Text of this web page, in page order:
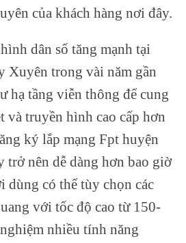
của khách hàng nơi đây.
dân số tăng mạnh tại
Xuyên trong vài năm gần
hạ tầng viễn thông để cung
và truyền hình cao cấp hơn
ký lắp mạng Fpt huyện
nên dễ dàng hơn bao giờ
dùng có thể tùy chọn các
với tốc độ cao từ 150-
nhiều tính năng